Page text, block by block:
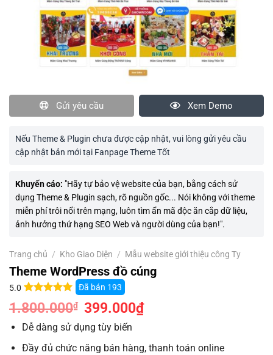
Gửi yêu cầu Xem Demo
Nếu Theme & Plugin chưa được cập nhật, vui lòng gửi yêu cầu
cập nhật bản mới tại Fanpage Theme Tốt
Khuyến cáo: "Hãy tự bảo vệ website của bạn, bằng cách sử
dụng Theme & Plugin sạch, rõ nguồn gốc... Nói không với theme
miễn phí trôi nổi trên mạng, luôn tìm ẩn mã độc ăn cắp dữ liệu,
ảnh hưởng thứ hạng SEO Web và người dùng của bạn!".
Trang chủ / Kho Giao Diện / Mẫu website giới thiệu công Ty
Theme WordPress đồ cúng
5.0
5.0 trên 5
dựa trên
6
đánh giá
Đã bán 193
1.800.000₫
Giá
gốc
1.800.000₫.
399.000₫Giá
hiện
Dễ dàng sử dụng tùy biến
Đầy đủ chức năng bán hàng, thanh toán online